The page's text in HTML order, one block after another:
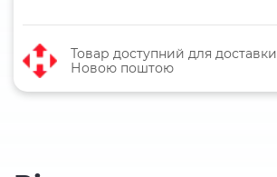
Товар доступний для доставки
Новою поштою